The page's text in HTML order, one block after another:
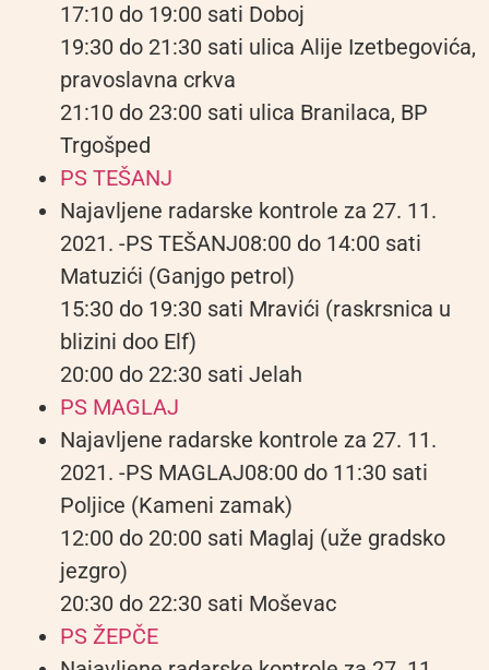
17:10 do 19:00 sati Doboj
19:30 do 21:30 sati ulica Alije Izetbegovića,
pravoslavna crkva
21:10 do 23:00 sati ulica Branilaca, BP
Trgošped
PS TEŠANJ
Najavljene radarske kontrole za 27. 11.
2021. -PS TEŠANJ08:00 do 14:00 sati
Matuzići (Ganjgo petrol)
15:30 do 19:30 sati Mravići (raskrsnica u
blizini doo Elf)
20:00 do 22:30 sati Jelah
PS MAGLAJ
Najavljene radarske kontrole za 27. 11.
2021. -PS MAGLAJ08:00 do 11:30 sati
Poljice (Kameni zamak)
12:00 do 20:00 sati Maglaj (uže gradsko
jezgro)
20:30 do 22:30 sati Moševac
PS ŽEPČE